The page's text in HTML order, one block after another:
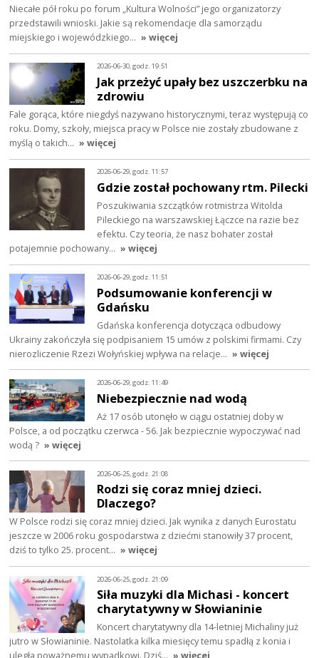
Niecałe pół roku po forum „Kultura Wolności” jego organizatorzy
przedstawili wnioski. Jakie są rekomendacje dla samorządu
miejskiego i wojewódzkiego… » więcej
2026-06-30, godz. 19:51
Jak przeżyć upały bez uszczerbku na
zdrowiu
Fale gorąca, które niegdyś nazywano historycznymi, teraz występują co
roku. Domy, szkoły, miejsca pracy w Polsce nie zostały zbudowane z
myślą o takich… » więcej
2026-06-29, godz. 11:57
Gdzie został pochowany rtm. Pilecki
Poszukiwania szczątków rotmistrza Witolda
Pileckiego na warszawskiej Łączce na razie bez
efektu. Czy teoria, że nasz bohater został
potajemnie pochowany… » więcej
2026-06-29, godz. 11:51
Podsumowanie konferencji w
Gdańsku
Gdańska konferencja dotycząca odbudowy
Ukrainy zakończyła się podpisaniem 15 umów z polskimi firmami. Czy
nierozliczenie Rzezi Wołyńskiej wpływa na relacje… » więcej
2026-06-29, godz. 11:49
Niebezpiecznie nad wodą
Aż 17 osób utonęło w ciągu ostatniej doby w
Polsce, a od początku czerwca - 56. Jak bezpiecznie wypoczywać nad
wodą ? » więcej
2026-06-25, godz. 21:08
Rodzi się coraz mniej dzieci.
Dlaczego?
W Polsce rodzi się coraz mniej dzieci. Jak wynika z danych Eurostatu
jeszcze w 2006 roku gospodarstwa z dziećmi stanowiły 37 procent,
dziś to tylko 25. procent… » więcej
2026-06-25, godz. 21:09
Siła muzyki dla Michasi - koncert
charytatywny w Słowianinie
Koncert charytatywny dla 14-letniej Michaliny już
jutro w Słowianinie. Nastolatka kilka miesięcy temu spadłą z konia i
uległa poważnemu wypadkowi. Dziś… » więcej